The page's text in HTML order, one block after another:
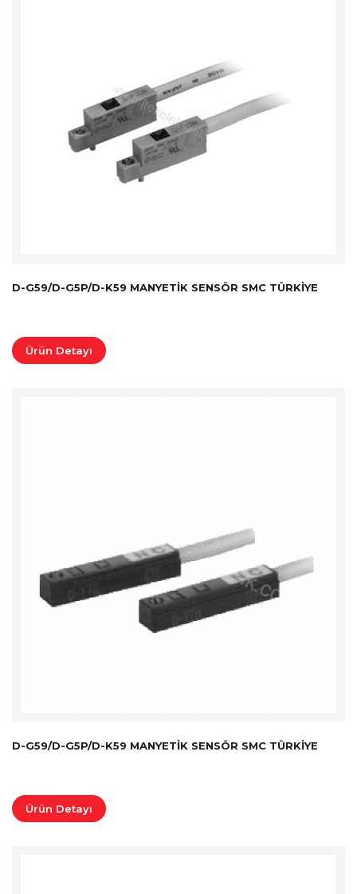
D-G59/D-G5P/D-K59 MANYETIK SENSÖR SMC TÜRKİYE
Ürün Detayı
D-G59/D-G5P/D-K59 MANYETIK SENSÖR SMC TÜRKİYE
Ürün Detayı